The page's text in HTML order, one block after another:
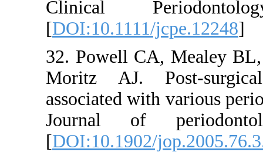
Clinical
[
32. Powell
Moritz
associated
Journal
[